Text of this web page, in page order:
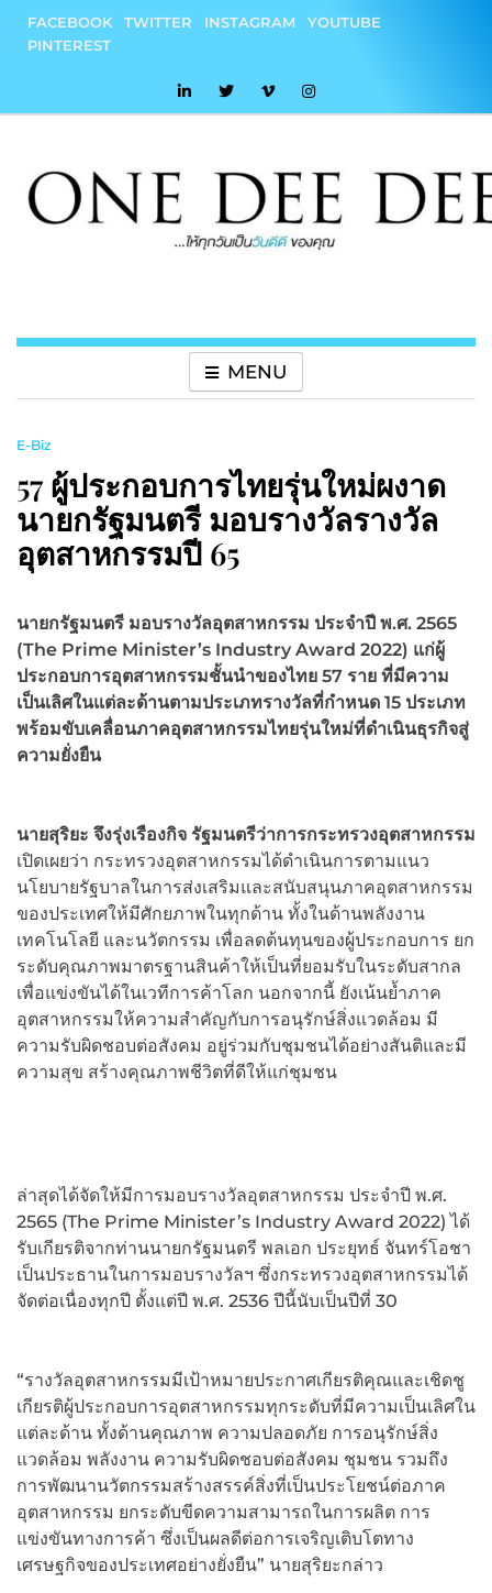
content
FACEBOOK TWITTER INSTAGRAM
YOUTUBE
PINTEREST
MENU
E-Biz
57 ผู้ประกอบการไทยรุ่นใหม่ผงาด
นายกรัฐมนตรี มอบรางวัลรางวัล
อุตสาหกรรมปี 65
นายกรัฐมนตรี มอบรางวัลอุตสาหกรรม ประจำปี พ.ศ. 2565
(The Prime Minister’s Industry Award 2022) แก่ผู้
ประกอบการอุตสาหกรรมชั้นนำของไทย 57 ราย ที่มีความ
เป็นเลิศในแต่ละด้านตามประเภทรางวัลที่กำหนด 15 ประเภท
พร้อมขับเคลื่อนภาคอุตสาหกรรมไทยรุ่นใหม่ที่ดำเนินธุรกิจสู่
ความยั่งยืน
นายสุริยะ จึงรุ่งเรืองกิจ รัฐมนตรีว่าการกระทรวงอุตสาหกรรม
เปิดเผยว่า กระทรวงอุตสาหกรรมได้ดำเนินการตามแนว
นโยบายรัฐบาลในการส่งเสริมและสนับสนุนภาคอุตสาหกรรม
ของประเทศให้มีศักยภาพในทุกด้าน ทั้งในด้านพลังงาน
เทคโนโลยี และนวัตกรรม เพื่อลดต้นทุนของผู้ประกอบการ ยก
ระดับคุณภาพมาตรฐานสินค้าให้เป็นที่ยอมรับในระดับสากล
เพื่อแข่งขันได้ในเวทีการค้าโลก นอกจากนี้ ยังเน้นย้ำภาค
อุตสาหกรรมให้ความสำคัญกับการอนุรักษ์สิ่งแวดล้อม มี
ความรับผิดชอบต่อสังคม อยู่ร่วมกับชุมชนได้อย่างสันติและมี
ความสุข สร้างคุณภาพชีวิตที่ดีให้แก่ชุมชน
ล่าสุดได้จัดให้มีการมอบรางวัลอุตสาหกรรม ประจำปี พ.ศ.
2565 (The Prime Minister’s Industry Award 2022) ได้
รับเกียรติจากท่านนายกรัฐมนตรี พลเอก ประยุทธ์ จันทร์โอชา
เป็นประธานในการมอบรางวัลฯ ซึ่งกระทรวงอุตสาหกรรมได้
จัดต่อเนื่องทุกปี ตั้งแต่ปี พ.ศ. 2536 ปีนี้นับเป็นปีที่ 30
“รางวัลอุตสาหกรรมมีเป้าหมายประกาศเกียรติคุณและเชิดชู
เกียรติผู้ประกอบการอุตสาหกรรมทุกระดับที่มีความเป็นเลิศใน
แต่ละด้าน ทั้งด้านคุณภาพ ความปลอดภัย การอนุรักษ์สิ่ง
แวดล้อม พลังงาน ความรับผิดชอบต่อสังคม ชุมชน รวมถึง
การพัฒนานวัตกรรมสร้างสรรค์สิ่งที่เป็นประโยชน์ต่อภาค
อุตสาหกรรม ยกระดับขีดความสามารถในการผลิต การ
แข่งขันทางการค้า ซึ่งเป็นผลดีต่อการเจริญเติบโตทาง
เศรษฐกิจของประเทศอย่างยั่งยืน” นายสุริยะกล่าว